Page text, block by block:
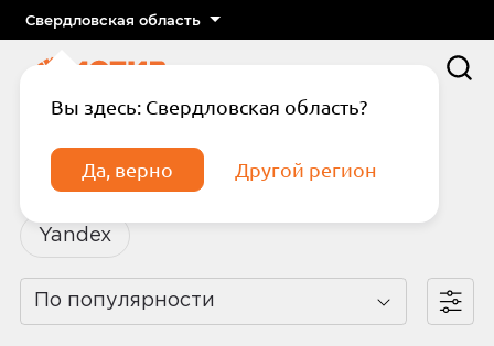
Свердловская область
Вы здесь: Свердловская область?
Да, верно Другой регион
Яндекс
Yandex
По популярности